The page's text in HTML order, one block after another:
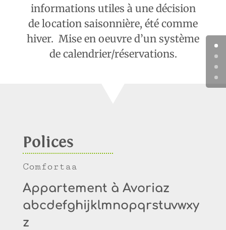
informations utiles à une décision
de location saisonnière, été comme
hiver. Mise en oeuvre d’un système
de calendrier/réservations.
Polices
Comfortaa
Appartement à Avoriaz
abcdefghijklmnopqrstuvwxy
z